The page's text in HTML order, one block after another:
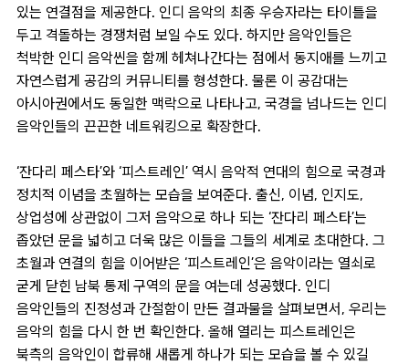
있는 연결점을 제공한다. 인디 음악의 최종 우승자라는 타이틀을
두고 격돌하는 경쟁처럼 보일 수도 있다. 하지만 음악인들은
척박한 인디 음악씬을 함께 헤쳐나간다는 점에서 동지애를 느끼고
자연스럽게 공감의 커뮤니티를 형성한다. 물론 이 공감대는
아시아권에서도 동일한 맥락으로 나타나고, 국경을 넘나드는 인디
음악인들의 끈끈한 네트워킹으로 확장한다.
‘잔다리 페스타’와 ‘피스트레인’ 역시 음악적 연대의 힘으로 국경과
정치적 이념을 초월하는 모습을 보여준다. 출신, 이념, 인지도,
상업성에 상관없이 그저 음악으로 하나 되는 ‘잔다리 페스타’는
좁았던 문을 넓히고 더욱 많은 이들을 그들의 세계로 초대한다. 그
초월과 연결의 힘을 이어받은 ‘피스트레인’은 음악이라는 열쇠로
굳게 닫힌 남북 통제 구역의 문을 여는데 성공했다. 인디
음악인들의 진정성과 간절함이 만든 결과물을 살펴보면서, 우리는
음악의 힘을 다시 한 번 확인한다. 올해 열리는 피스트레인은
북측의 음악인이 합류해 새롭게 하나가 되는 모습을 볼 수 있길